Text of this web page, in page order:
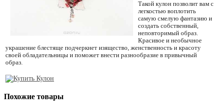
Такой кулон позволит вам с
легкостью воплотить
самую смелую фантазию и
создать собственный,
неповторимый образ.
Красивое и необычное
украшение блестяще подчеркнет изящество, женственность и красоту
своей обладательницы и поможет внести разнообразие в привычный
образ.
Похожие товары